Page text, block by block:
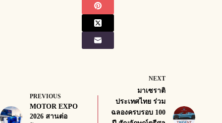
PREVIOUS
MOTOR EXPO
2026 สานต่อ
NEXT
มาเซราติ
ประเทศไทย ร่วม
ฉลองครบรอบ 100